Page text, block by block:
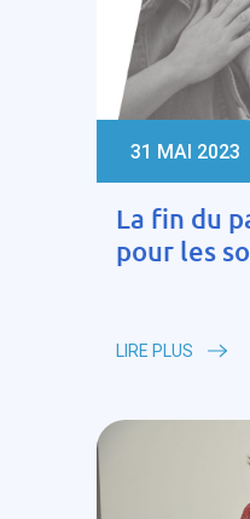
31 MAI 2023
La fin du
pour les
LIRE PLUS